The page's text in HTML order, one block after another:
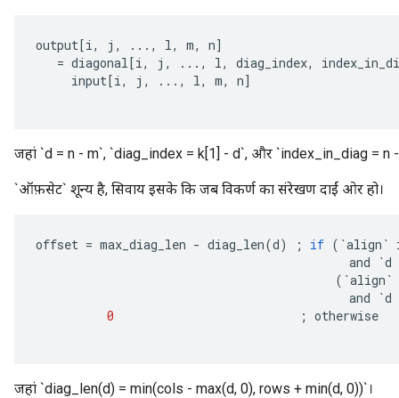
output[i, j , ..., l, m, n]
= diagonal[i, j , ..., l, diag_index,
input[i, j , ..., l, m, n]
जहां `d = n - m`, `diag_index = k[1] - d`, और `index_in_diag = n
`ऑफ़सेट` शून्य है, सिवाय इसके कि जब विकर्ण का संरेखण दाईं ओर हो।
offset = max_diag_len - diag_len(d) ; if ( `align `
and
`d
( `align `
and
`d
0
; otherwise
जहां `diag_len(d) = min(cols - max(d, 0), rows + min(d, 0))`।